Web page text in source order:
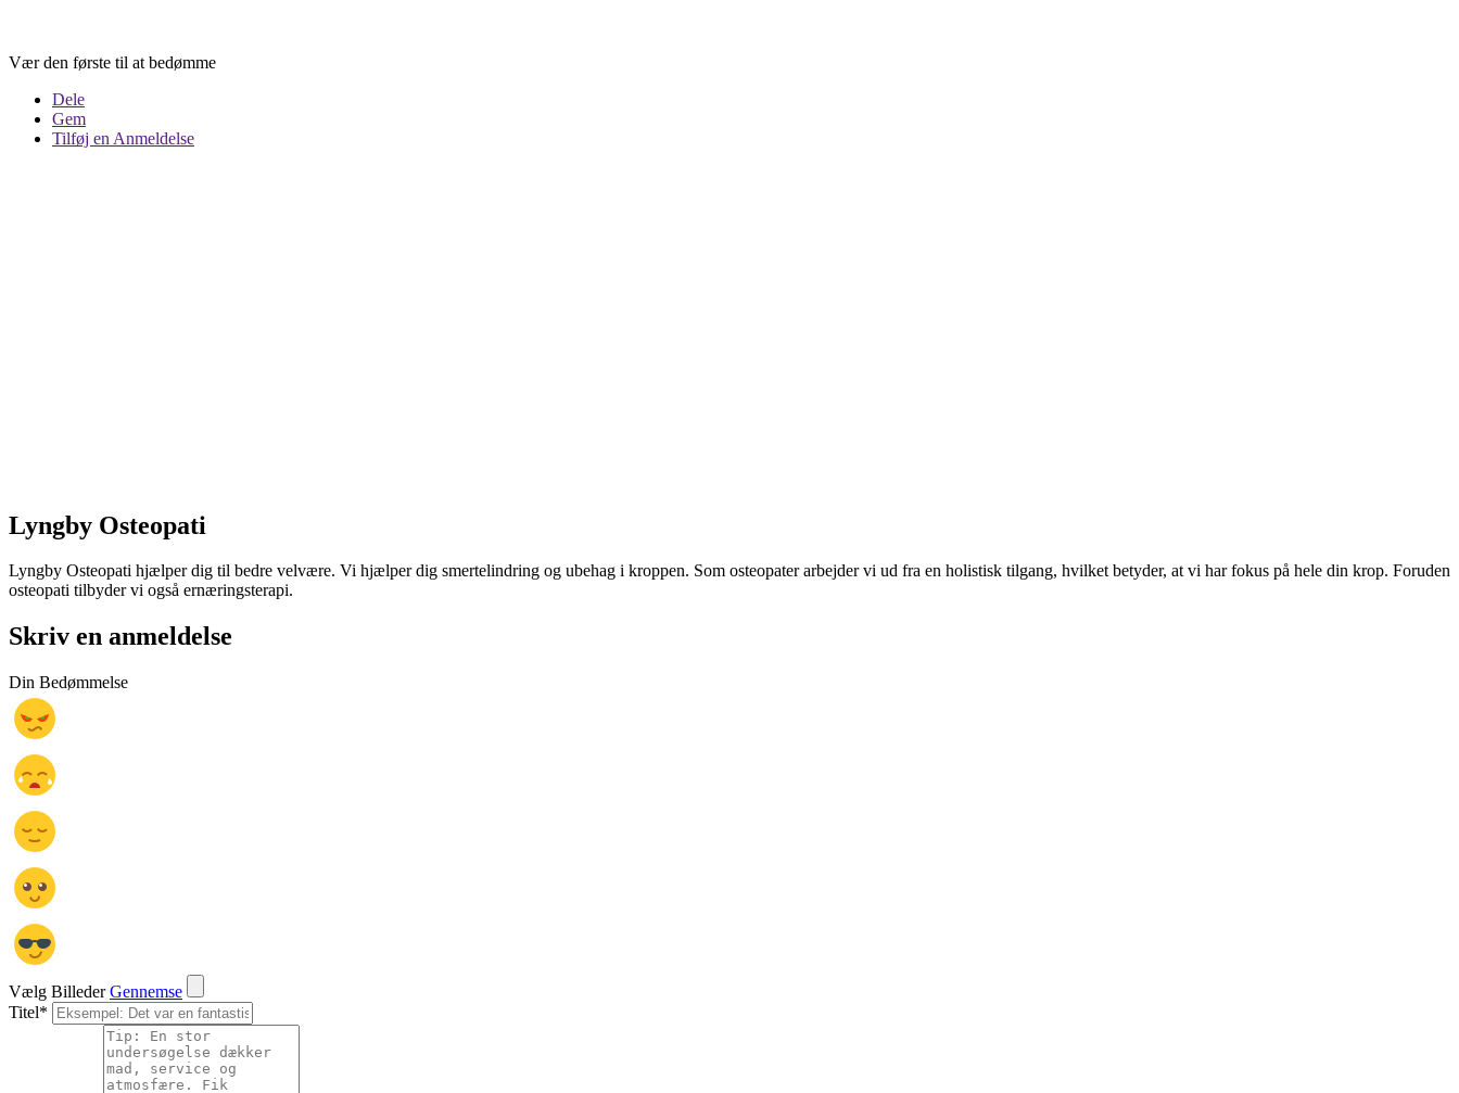
Vær den første til at bedømme
Dele
Gem
Tilføj en Anmeldelse
Lyngby Osteopati
Lyngby Osteopati hjælper dig til bedre velvære. Vi hjælper dig smertelindring og ubehag i kroppen. Som osteopater arbejder vi ud fra en holistisk tilgang, hvilket betyder, at vi har fokus på hele din krop. Foruden
osteopati tilbyder vi også ernæringsterapi.
Skriv en anmeldelse
Din Bedømmelse
Vælg Billeder Gennemse
Titel*